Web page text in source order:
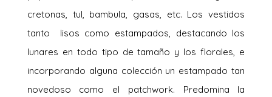
cretonas, tul, bambula, gasas, etc. Los vestidos
tanto lisos como estampados, destacando los
lunares en todo tipo de tamaño y los florales, e
incorporando alguna colección un estampado tan
novedoso como el patchwork. Predomina la